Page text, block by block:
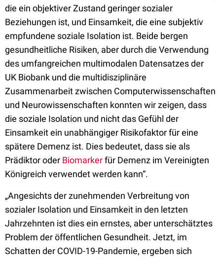
die ein objektiver Zustand geringer sozialer
Beziehungen ist, und Einsamkeit, die eine subjektiv
empfundene soziale Isolation ist. Beide bergen
gesundheitliche Risiken, aber durch die Verwendung
des umfangreichen multimodalen Datensatzes der
UK Biobank und die multidisziplinäre
Zusammenarbeit zwischen Computerwissenschaften
und Neurowissenschaften konnten wir zeigen, dass
die soziale Isolation und nicht das Gefühl der
Einsamkeit ein unabhängiger Risikofaktor für eine
spätere Demenz ist. Dies bedeutet, dass sie als
Prädiktor oder Biomarkerfür Demenz im Vereinigten
Königreich verwendet werden kann“.
„Angesichts der zunehmenden Verbreitung von
sozialer Isolation und Einsamkeit in den letzten
Jahrzehnten ist dies ein ernstes, aber unterschätztes
Problem der öffentlichen Gesundheit. Jetzt, im
Schatten der COVID-19-Pandemie, ergeben sich